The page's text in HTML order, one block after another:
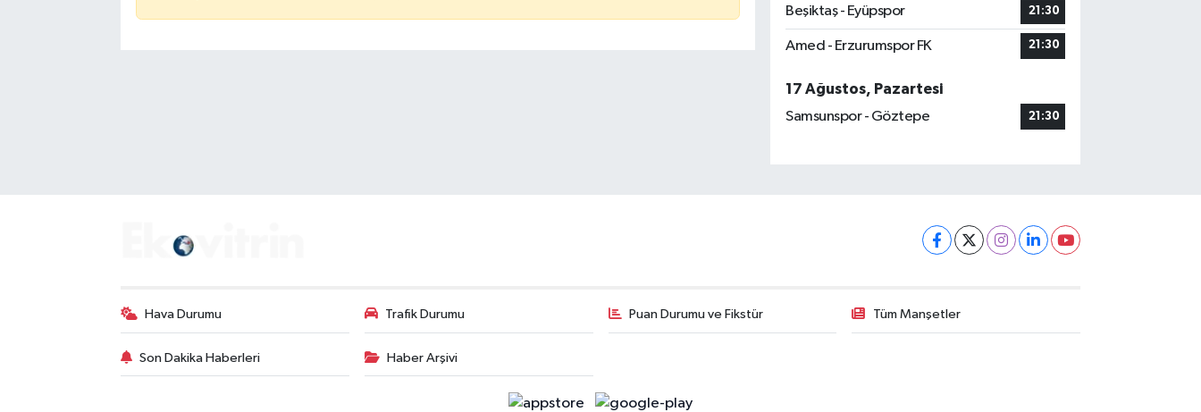
Beşiktaş - Eyüpspor 21:30
Amed - Erzurumspor FK 21:30
17 Ağustos, Pazartesi
Samsunspor - Göztepe
21:30
Hava Durumu Trafik Durumu Puan Durumu ve Fikstür Tüm Manşetler
Son Dakika Haberleri Haber Arşivi